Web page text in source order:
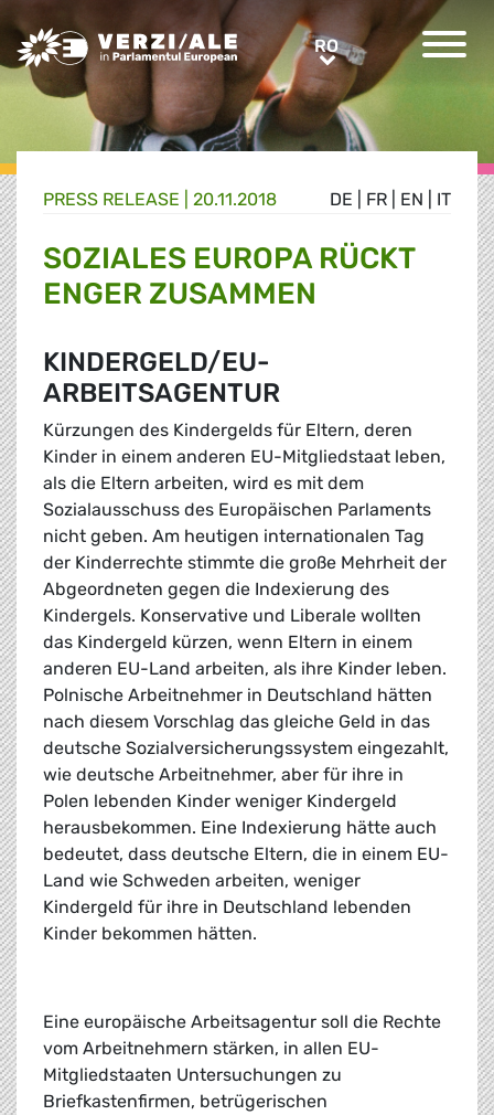
Greens/EFA Home RORO
DE FR EN IT
PRESS RELEASE | 20.11.2018
SOZIALES EUROPA RÜCKT
ENGER ZUSAMMEN
KINDERGELD/EU-
ARBEITSAGENTUR
Kürzungen des Kindergelds für Eltern, deren
Kinder in einem anderen EU-Mitgliedstaat leben,
als die Eltern arbeiten, wird es mit dem
Sozialausschuss des Europäischen Parlaments
nicht geben. Am heutigen internationalen Tag
der Kinderrechte stimmte die große Mehrheit der
Abgeordneten gegen die Indexierung des
Kindergels. Konservative und Liberale wollten
das Kindergeld kürzen, wenn Eltern in einem
anderen EU-Land arbeiten, als ihre Kinder leben.
Polnische Arbeitnehmer in Deutschland hätten
nach diesem Vorschlag das gleiche Geld in das
deutsche Sozialversicherungssystem eingezahlt,
wie deutsche Arbeitnehmer, aber für ihre in
Polen lebenden Kinder weniger Kindergeld
herausbekommen. Eine Indexierung hätte auch
bedeutet, dass deutsche Eltern, die in einem EU-
Land wie Schweden arbeiten, weniger
Kindergeld für ihre in Deutschland lebenden
Kinder bekommen hätten.
Eine europäische Arbeitsagentur soll die Rechte
vom Arbeitnehmern stärken, in allen EU-
Mitgliedstaaten Untersuchungen zu
Briefkastenfirmen, betrügerischen